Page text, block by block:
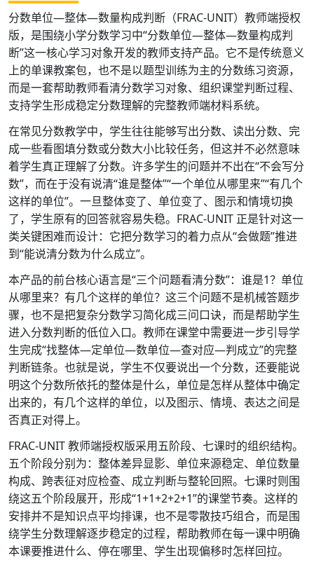
分数单位—整体—数量构成判断（FRAC-UNIT）教师端授权
版，是围绕小学分数学习中“分数单位—整体—数量构成判
断”这一核心学习对象开发的教师支持产品。它不是传统意义
上的单课教案包，也不是以题型训练为主的分数练习资源，
而是一套帮助教师看清分数学习对象、组织课堂判断过程、
支持学生形成稳定分数理解的完整教师端材料系统。
在常见分数教学中，学生往往能够写出分数、读出分数、完
成一些看图填分数或分数大小比较任务，但这并不必然意味
着学生真正理解了分数。许多学生的问题并不出在“不会写分
数”，而在于没有说清“谁是整体”“一个单位从哪里来”“有几个
这样的单位”。一旦整体变了、单位变了、图示和情境切换
了，学生原有的回答就容易失稳。FRAC-UNIT 正是针对这一
类关键困难而设计：它把分数学习的着力点从“会做题”推进
到“能说清分数为什么成立”。
本产品的前台核心语言是“三个问题看清分数”：谁是1？单位
从哪里来？有几个这样的单位？这三个问题不是机械答题步
骤，也不是把复杂分数学习简化成三问口诀，而是帮助学生
进入分数判断的低位入口。教师在课堂中需要进一步引导学
生完成“找整体—定单位—数单位—查对应—判成立”的完整
判断链条。也就是说，学生不仅要说出一个分数，还要能说
明这个分数所依托的整体是什么，单位是怎样从整体中确定
出来的，有几个这样的单位，以及图示、情境、表达之间是
否真正对得上。
FRAC-UNIT 教师端授权版采用五阶段、七课时的组织结构。
五个阶段分别为：整体差异显影、单位来源稳定、单位数量
构成、跨表征对应检查、成立判断与整轮回照。七课时则围
绕这五个阶段展开，形成“1+1+2+2+1”的课堂节奏。这样的
安排并不是知识点平均排课，也不是零散技巧组合，而是围
绕学生分数理解逐步稳定的过程，帮助教师在每一课中明确
本课要推进什么、停在哪里、学生出现偏移时怎样回拉。